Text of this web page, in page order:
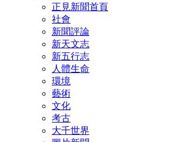
正見新聞首頁
社會
新聞評論
新天文志
新五行志
人體生命
環境
藝術
文化
考古
大千世界